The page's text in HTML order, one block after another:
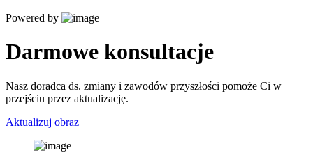
Powered by
Darmowe konsultacje
Nasz doradca ds. zmiany i zawodów przyszłości pomoże Ci w
przejściu przez aktualizację.
Aktualizuj obraz